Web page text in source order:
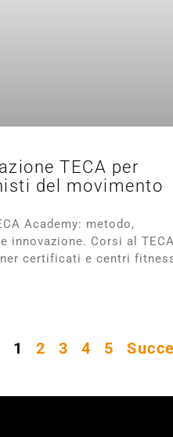
TECA per
del movimento
Academy: metodo,
innovazione. Corsi al TECA
certificati e centri
1 2 3 4 5